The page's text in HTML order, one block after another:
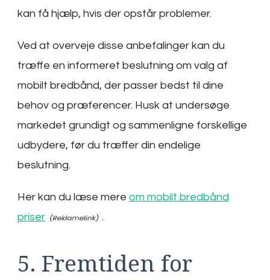
kan få hjælp, hvis der opstår problemer.
Ved at overveje disse anbefalinger kan du
træffe en informeret beslutning om valg af
mobilt bredbånd, der passer bedst til dine
behov og præferencer. Husk at undersøge
markedet grundigt og sammenligne forskellige
udbydere, før du træffer din endelige
beslutning.
Her kan du læse mere om mobilt bredbånd
priser
.
5. Fremtiden for